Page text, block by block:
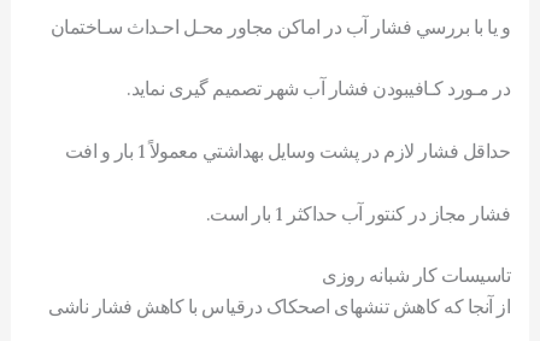
و يا با بررسي فشار آب در اماکن مجاور محـل احـداث سـاختمان
در مـورد کـافيبودن فشار آب شهر تصميم گيری نمايد.
حداقل فشار لازم در پشت وسايل بهداشتي معمولاً 1 بار و افت
فشار مجاز در کنتور آب حداکثر 1 بار است.
تاسیسات کار شبانه روزی
از آنجا که کاهش تنشهای اصحکاک درقیاس با کاهش فشار ناشی